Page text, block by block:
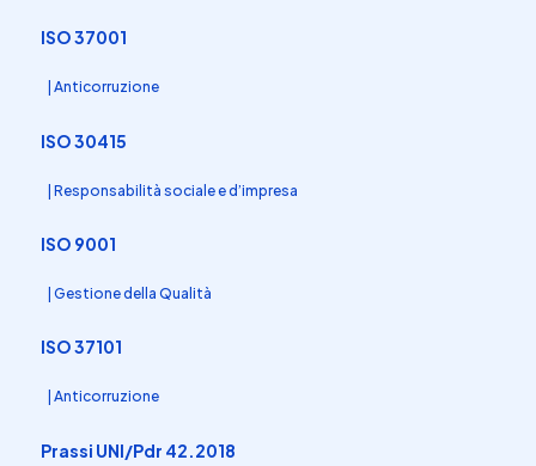
ISO 37001
| Anticorruzione
ISO 30415
| Responsabilità sociale e d’impresa
ISO 9001
| Gestione della Qualità
ISO 37101
| Anticorruzione
Prassi UNI/Pdr 42.2018